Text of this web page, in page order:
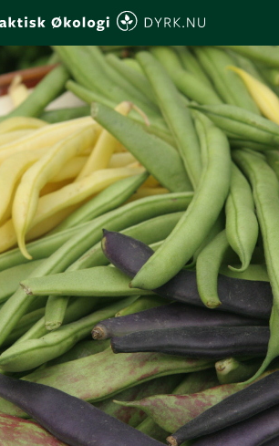
VÆLG AFGRØDE
VÆLG
SÅORDBOGEN
MIN PROFIL
MINE
MINE BEDE
MINE
MINE
BEREGN
LOG IND